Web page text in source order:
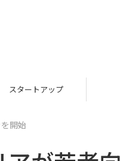
スタートアップ
開始